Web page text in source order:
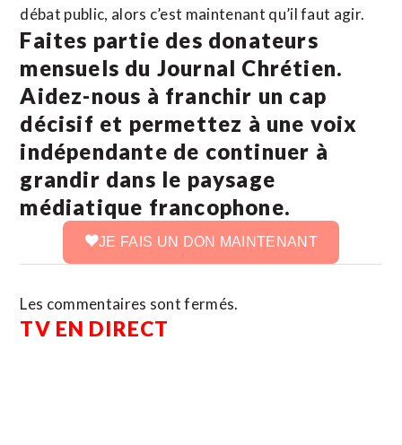
débat public, alors c’est maintenant qu’il faut agir.
Faites partie des donateurs
mensuels du Journal Chrétien.
Aidez-nous à franchir un cap
décisif et permettez à une voix
indépendante de continuer à
grandir dans le paysage
médiatique francophone.
JE FAIS UN DON MAINTENANT
Les commentaires sont fermés.
TV EN DIRECT